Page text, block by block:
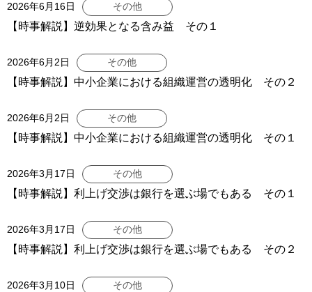
2026年6月16日 その他
【時事解説】逆効果となる含み益 その１
2026年6月2日 その他
【時事解説】中小企業における組織運営の透明化 その２
2026年6月2日 その他
【時事解説】中小企業における組織運営の透明化 その１
2026年3月17日 その他
【時事解説】利上げ交渉は銀行を選ぶ場でもある その１
2026年3月17日 その他
【時事解説】利上げ交渉は銀行を選ぶ場でもある その２
2026年3月10日 その他